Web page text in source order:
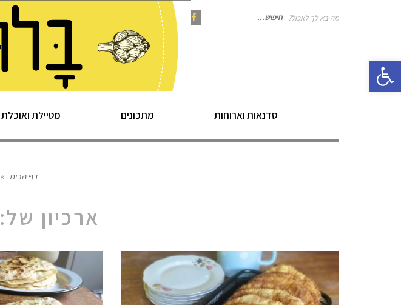
פתח סרגל נגישות
מה בא לך לאכול? חיפוש Facebook
Pinterest
Instagram
סדנאות וארוחות מתכונים מטיילת ואוכלת
דף הבית »
ארכיון של: